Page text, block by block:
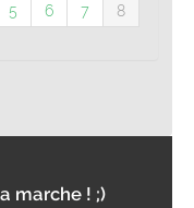
5 6 7
8
marche ! ;)